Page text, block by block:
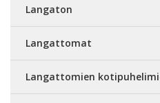
Langaton
Langattomat
Langattomien